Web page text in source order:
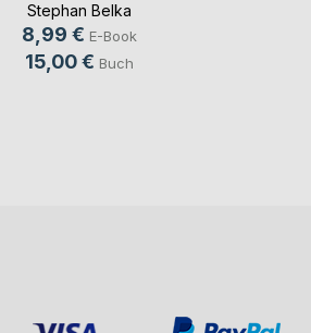
Stephan Belka
8,99 € E-Book
15,00 € Buch